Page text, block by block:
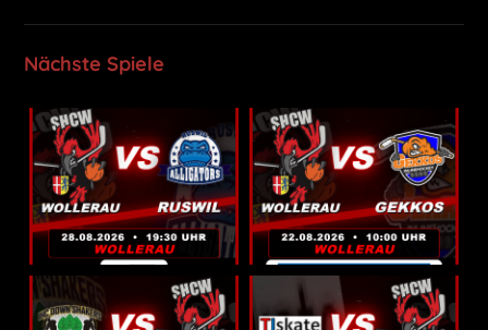
Nächste Spiele